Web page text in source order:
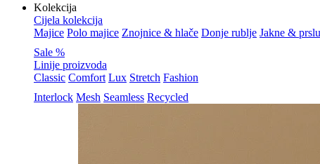
Kolekcija
Cijela kolekcija
Majice Polo majice Znojnice & hlače Donje rublje Jakne &
Sale %
Linije proizvoda
Classic Comfort Lux Stretch Fashion
Interlock Mesh Seamless Recycled